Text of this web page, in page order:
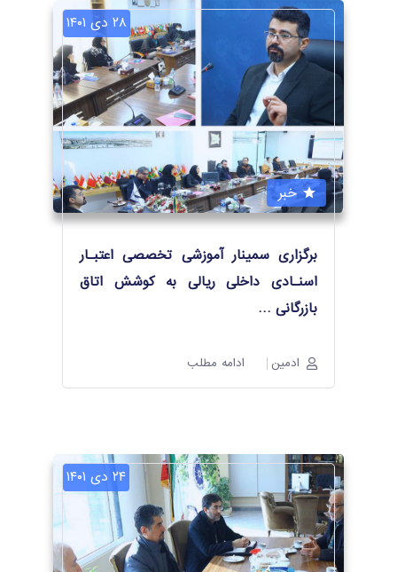
۲۸ دی ۱۴۰۱
خبر
برگزاری سمینار آموزشی تخصصی اعتبـار
اسنـادی داخلی ریالی به کوشش اتاق
بازرگانی …
ادمین ادامه مطلب
۲۴ دی ۱۴۰۱